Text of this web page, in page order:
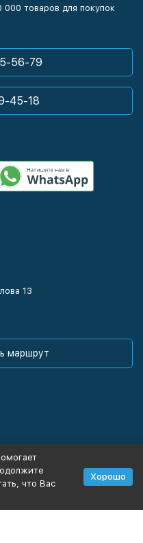
товаров для покупок
56-79
45-18
13
маршрут
что Вас
Хорошо